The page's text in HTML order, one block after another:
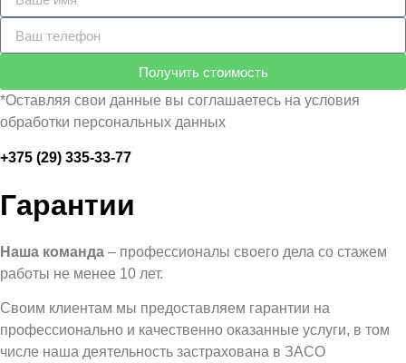
Получить стоимость
*Оставляя свои данные вы соглашаетесь на условия
обработки персональных данных
+375 (29) 335-33-77
Гарантии
Наша команда – профессионалы своего дела со стажем
работы не менее 10 лет.
Своим клиентам мы предоставляем гарантии на
профессионально и качественно оказанные услуги, в том
числе наша деятельность застрахована в ЗАСО